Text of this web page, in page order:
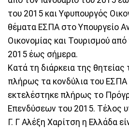
του 2015 και Υφυπουργός
θέματα ΕΣΠΑ στο Υπουργείο
Οικονομίας και Τουρισμού
2015 έως σήμερα.
Κατά τη διάρκεια της
πλήρως τα κονδύλια του ΕΣΠΑ
εκτελέστηκε πλήρως το
Επενδύσεων του 2015. Τέλος
Γ. Γ Αλέξη Χαρίτση η Ελλάδα